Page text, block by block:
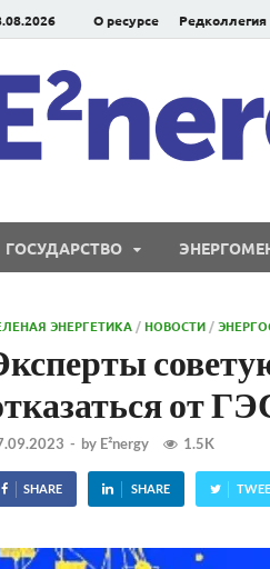
О ресурсе Редколлегия
ГОСУДАРСТВО
ЭНЕРГЕТИКА /НОВОСТИ /
от
- by E²nergy 1.5K
SHARE SHARE